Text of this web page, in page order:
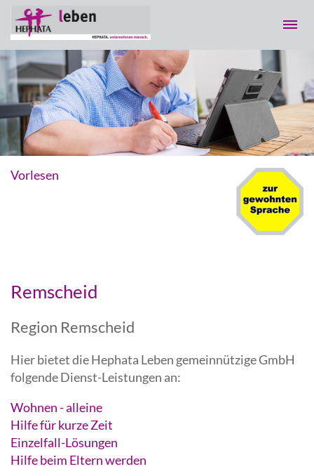
Vorlesen
Remscheid
Region Remscheid
Hier bietet die Hephata Leben gemeinnützige GmbH
folgende Dienst-Leistungen an:
Wohnen - alleine
Hilfe für kurze Zeit
Einzelfall-Lösungen
Hilfe beim Eltern werden